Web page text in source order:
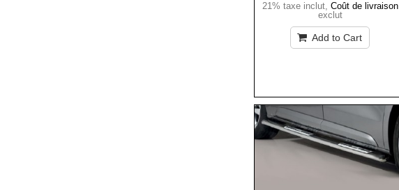
21% taxe inclut, Coût de livraison
exclut
Add to Cart